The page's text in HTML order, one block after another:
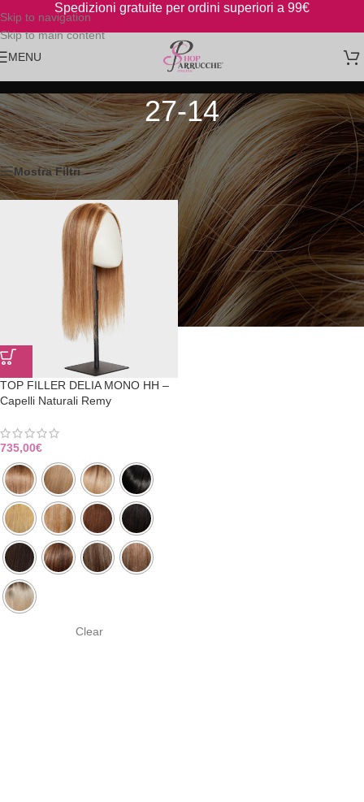
Skip to navigation
Skip to main content
Spedizioni gratuite per ordini superiori a 99€
MENU
27-14
Home/Prodotto Colori/27-14 Visualizzazione del risultato
Mostra Filtri
TOP FILLER DELIA MONO HH –
Capelli Naturali Remy
735,00€
Clear